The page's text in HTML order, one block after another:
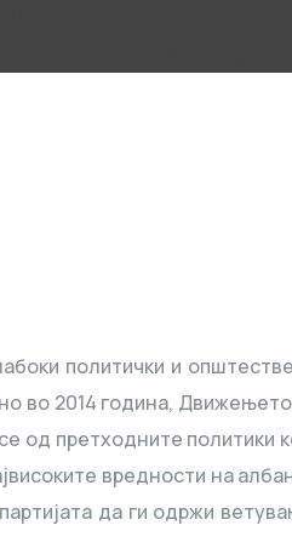
политички и
во 2014 година,
од претходните политики
вредности на
да ги одржи